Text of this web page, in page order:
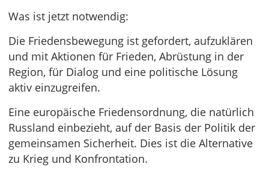
Was ist jetzt notwendig:
Die Friedensbewegung ist gefordert, aufzuklären
und mit Aktionen für Frieden, Abrüstung in der
Region, für Dialog und eine politische Lösung
aktiv einzugreifen.
Eine europäische Friedensordnung, die natürlich
Russland einbezieht, auf der Basis der Politik der
gemeinsamen Sicherheit. Dies ist die Alternative
zu Krieg und Konfrontation.